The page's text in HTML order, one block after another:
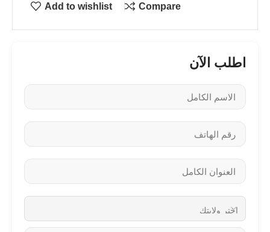
Add to wishlist Compare
اطلب الآن